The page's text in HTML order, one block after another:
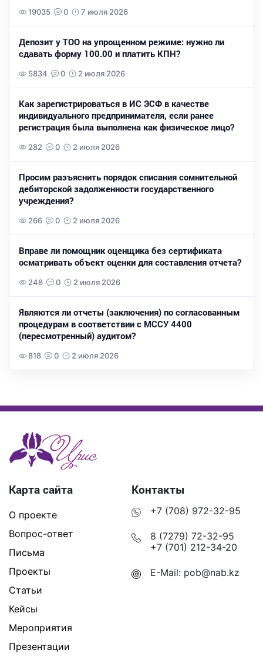
19035 0 7 июля 2026
Депозит у ТОО на упрощенном режиме: нужно ли
сдавать форму 100.00 и платить КПН?
5834 0 2 июля 2026
Как зарегистрироваться в ИС ЭСФ в качестве
индивидуального предпринимателя, если ранее
регистрация была выполнена как физическое лицо?
282 0 2 июля 2026
Просим разъяснить порядок списания сомнительной
дебиторской задолженности государственного
учреждения?
266 0 2 июля 2026
Вправе ли помощник оценщика без сертификата
осматривать объект оценки для составления отчета?
248 0 2 июля 2026
Являются ли отчеты (заключения) по согласованным
процедурам в соответствии с МССУ 4400
(пересмотренный) аудитом?
818 0 2 июля 2026
Карта сайта
О проекте
Вопрос-ответ
Письма
Проекты
Статьи
Кейсы
Мероприятия
Презентации
Контакты
+7 (708) 972-32-95
8 (7279) 72-32-95
+7 (701) 212-34-20
E-Mail: pob@nab.kz